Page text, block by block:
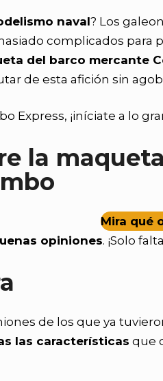
naval? Los
complicados para
del barco mercante
de esta afición sin
Express, ¡iníciate a lo
la
Mira qué
opiniones. ¡Solo
de los que ya
las características que